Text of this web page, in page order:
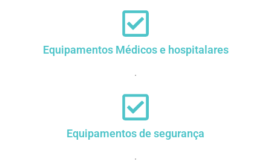
Equipamentos Médicos e hospitalares
.
Equipamentos de segurança
.